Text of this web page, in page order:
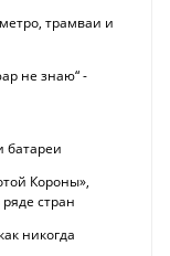
трамваи и
не знаю“ -
батареи
Короны»,
стран
никогда